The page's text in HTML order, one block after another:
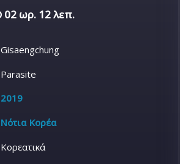
02 ωρ. 12 λεπ.
Gisaengchung
Parasite
2019
Νότια Κορέα
Κορεατικά